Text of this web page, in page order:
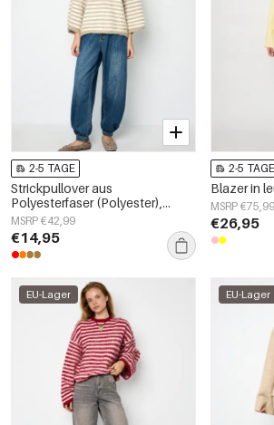
2-5 TAGE
Strickpullover aus
Polyesterfaser (Polyester),
gestreift, lässige
Herbst-/Winterkleidung
MSRP €42,99
€14,95
2-5 TAGE
Blazer in
MSRP €75,99
€26,95
EU-Lager EU-Lager